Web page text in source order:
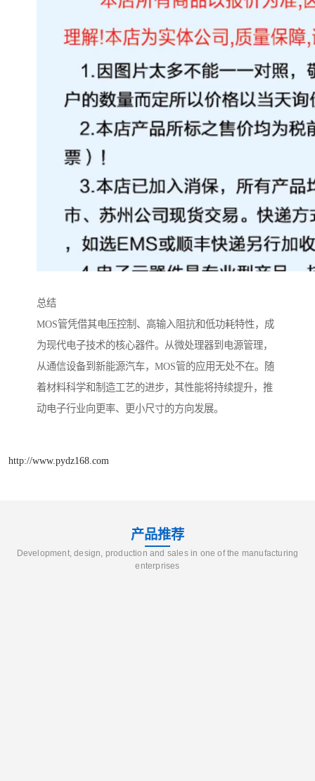
总结
MOS管凭借其电压控制、高输入阻抗和低功耗特性，成
为现代电子技术的核心器件。从微处理器到电源管理，
从通信设备到新能源汽车，MOS管的应用无处不在。随
着材料科学和制造工艺的进步，其性能将持续提升，推
动电子行业向更率、更小尺寸的方向发展。
http://www.pydz168.com
产品推荐
Development, design, production and sales in one of the manufacturing
enterprises